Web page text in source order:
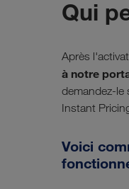
Qui
Après
à notre
demandez-le
Instant
Voici